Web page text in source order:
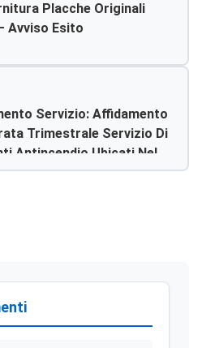
Placche Originali
Avviso Esito
Servizio: Affidamento
Trimestrale Servizio Di
Antincendio Ubicati Nelle
Di Questa A.s.p. Cig: